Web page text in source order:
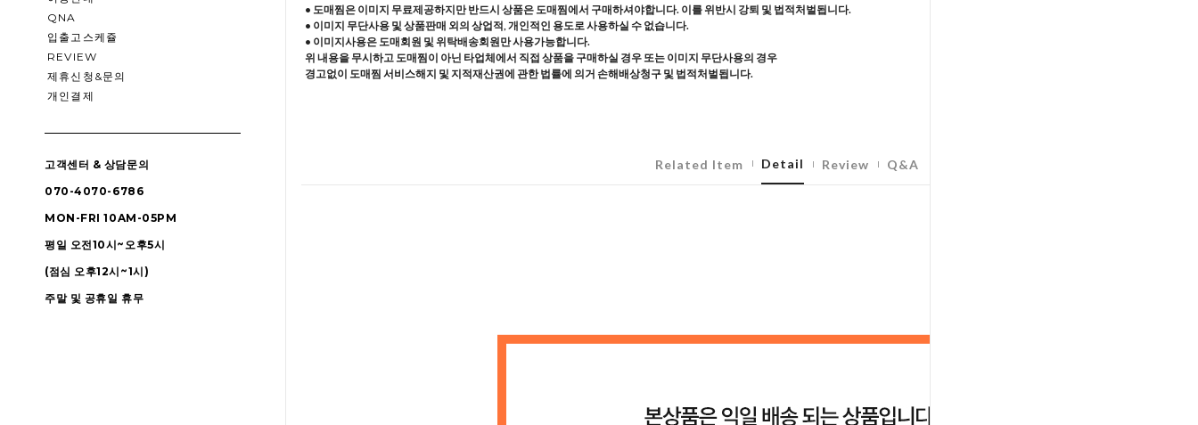
QNA
입출고스케쥴
REVIEW
제휴신청&문의
개인결제
고객센터 & 상담문의
070-4070-6786
MON-FRI 10AM-05PM
평일 오전10시~오후5시
(점심 오후12시~1시)
주말 및 공휴일 휴무
• 도매찜은 이미지 무료제공하지만 반드시 상품은 도매찜에서 구매하셔야합니다. 이를 위반시 강퇴 및 법적처벌됩니다.
• 이미지 무단사용 및 상품판매 외의 상업적, 개인적인 용도로 사용하실 수 없습니다.
• 이미지사용은 도매회원 및 위탁배송회원만 사용가능합니다.
위 내용을 무시하고 도매찜이 아닌 타업체에서 직접 상품을 구매하실 경우 또는 이미지 무단사용의 경우
경고없이 도매찜 서비스해지 및 지적재산권에 관한 법률에 의거 손해배상청구 및 법적처벌됩니다.
Related Item Detail Review Q&A